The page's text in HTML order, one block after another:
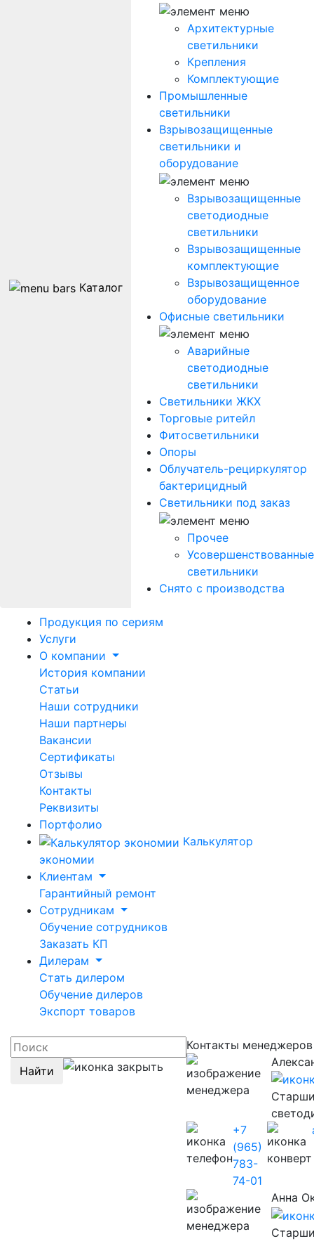
Каталог
Архитектурные
светильники
Крепления
Комплектующие
Промышленные
светильники
Взрывозащищенные
светильники и
оборудование
Взрывозащищенные
светодиодные
светильники
Взрывозащищенные
комплектующие
Взрывозащищенное
оборудование
Офисные светильники
Аварийные
светодиодные
светильники
Светильники ЖКХ
Торговые ритейл
Фитосветильники
Опоры
Облучатель-рециркулятор
бактерицидный
Светильники под заказ
Прочее
Усовершенствованные
светильники
Снято с производства
Продукция по сериям
Услуги
О компании
История компании
Статьи
Наши сотрудники
Наши партнеры
Вакансии
Сертификаты
Отзывы
Контакты
Реквизиты
Портфолио
Калькулятор
экономии
Клиентам
Гарантийный ремонт
Сотрудникам
Обучение сотрудников
Заказать КП
Дилерам
Стать дилером
Обучение дилеров
Экспорт товаров
Найти
Контакты
+7
(965)
783-
74-01
Анна